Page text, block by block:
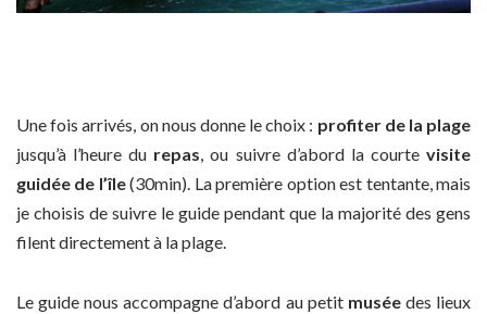
Une fois arrivés, on nous donne le choix : profiter de la plage
jusqu’à l’heure du repas, ou suivre d’abord la courtevisite
guidée de l’île(30min). La première option est tentante, mais
je choisis de suivre le guide pendant que la majorité des gens
filent directement à la plage.
Le guide nous accompagne d’abord au petit muséedes lieux